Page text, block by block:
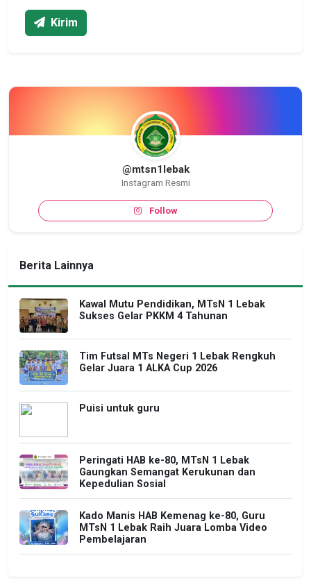
Kirim
@mtsn1lebak
Instagram Resmi
Follow
Berita Lainnya
Kawal Mutu Pendidikan, MTsN 1 Lebak
Sukses Gelar PKKM 4 Tahunan
Tim Futsal MTs Negeri 1 Lebak Rengkuh
Gelar Juara 1 ALKA Cup 2026
Puisi untuk guru
Peringati HAB ke-80, MTsN 1 Lebak
Gaungkan Semangat Kerukunan dan
Kepedulian Sosial
Kado Manis HAB Kemenag ke-80, Guru
MTsN 1 Lebak Raih Juara Lomba Video
Pembelajaran